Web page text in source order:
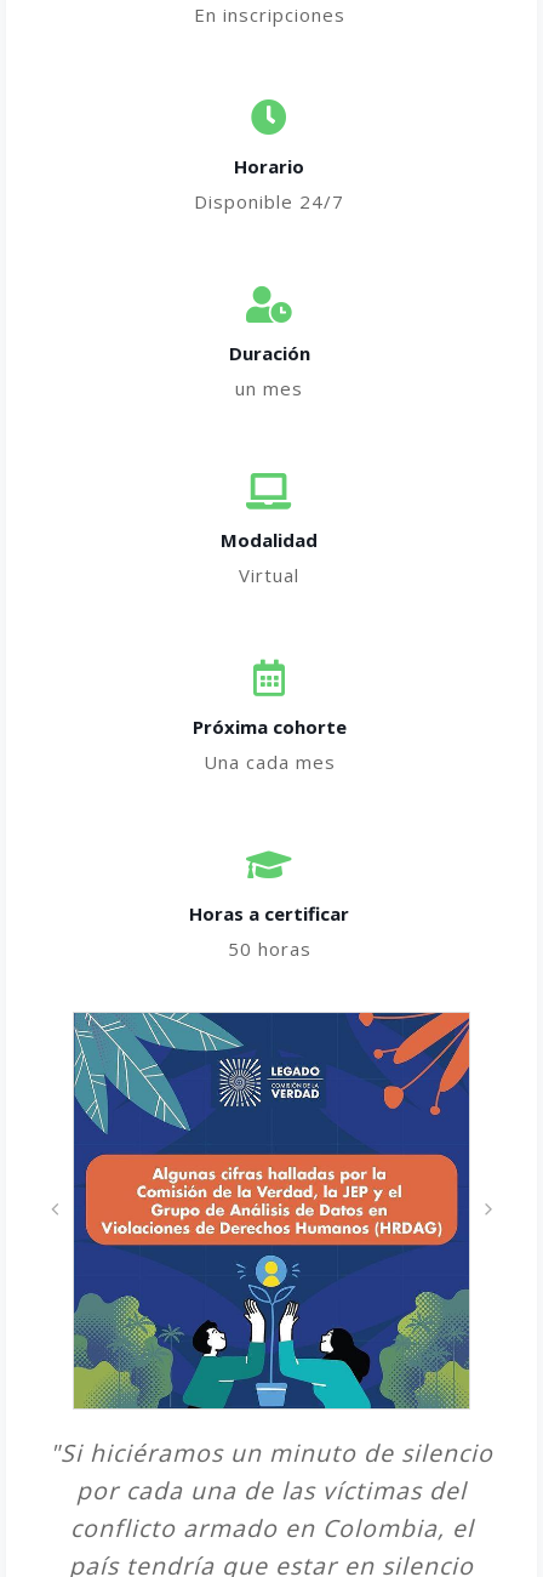
En inscripciones
Horario
Disponible 24/7
Duración
un mes
Modalidad
Virtual
Próxima cohorte
Una cada mes
Horas a certificar​
50 horas
"Si hiciéramos un minuto de silencio
por cada una de las víctimas del
conflicto armado en Colombia, el
país tendría que estar en silencio